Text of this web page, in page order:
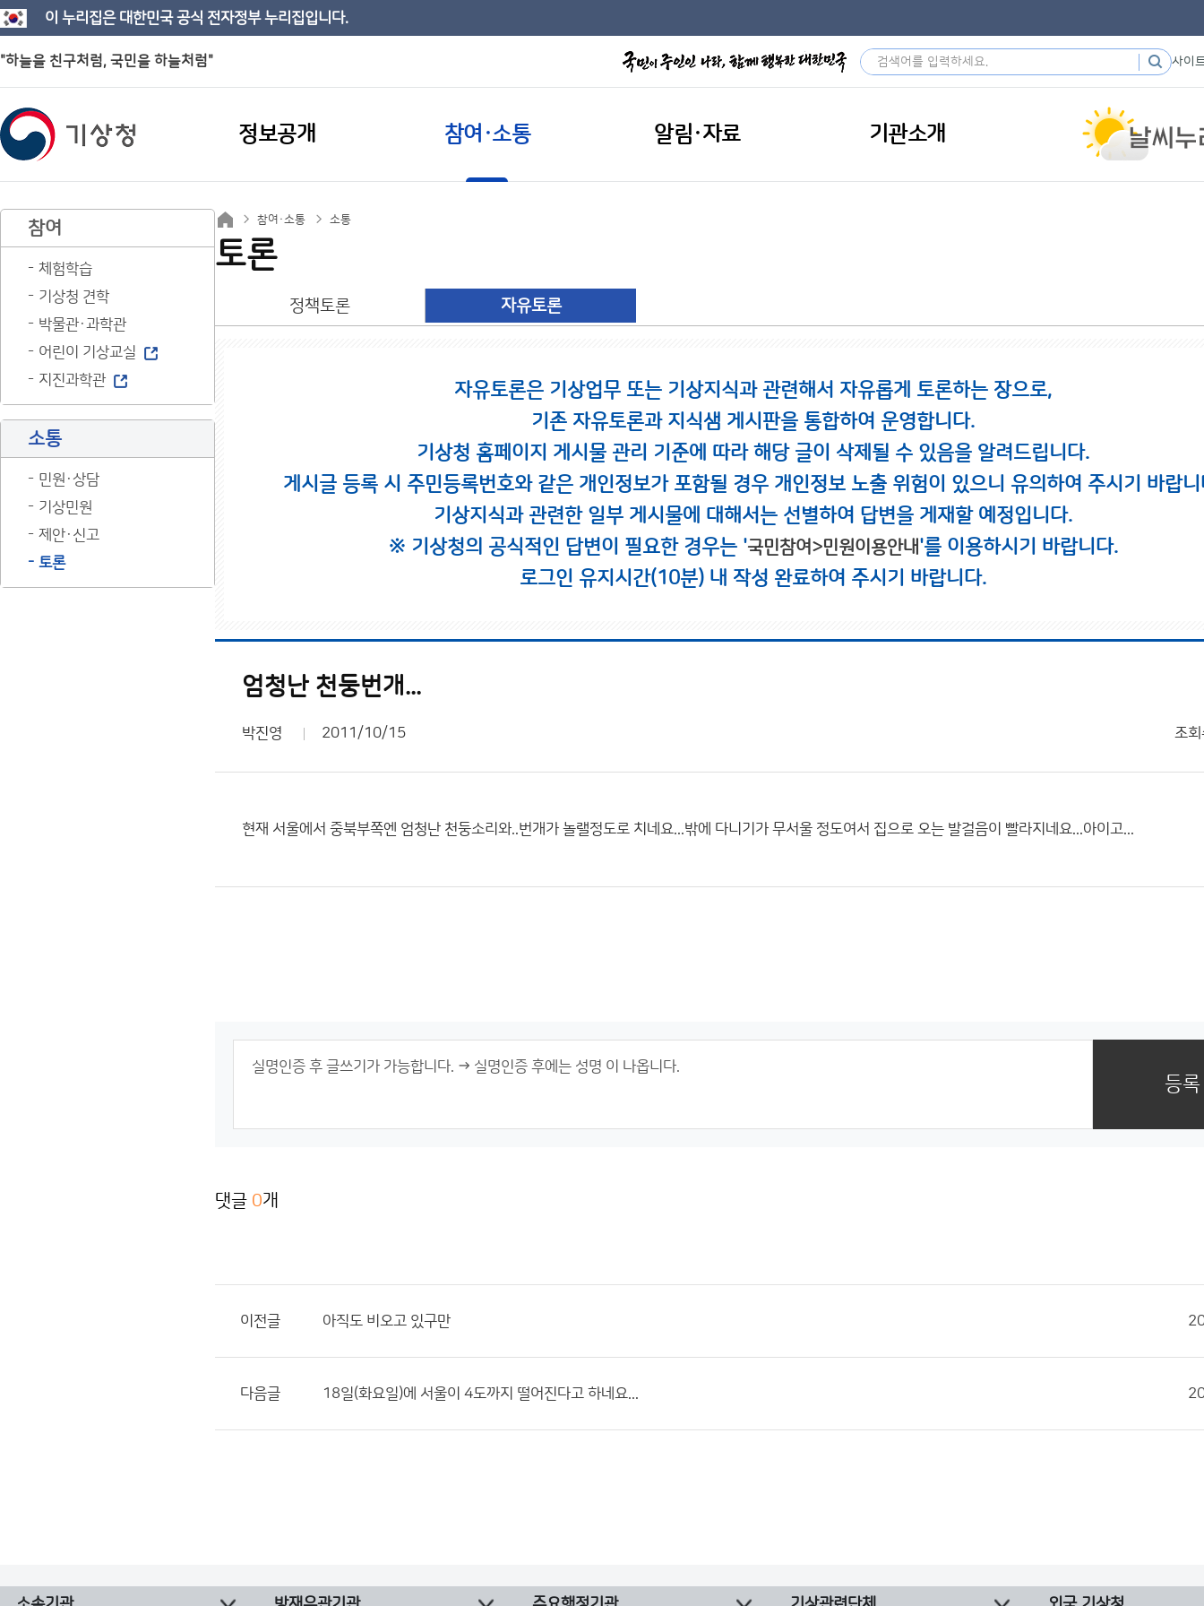
이 누리집은 대한민국 공식 전자정부 누리집입니다.
"하늘을 친구처럼, 국민을 하늘처럼" 사이
정보공개 참여·소통 알림·자료 기관소개
참여
체험학습
기상청 견학
박물관·과학관
어린이 기상교실
지진과학관
소통
민원·상담
기상민원
제안·신고
토론
참여·소통 소통
토론
정책토론 자유토론
자유토론은 기상업무 또는 기상지식과 관련해서 자유롭게 토론하는 장으로,
기존 자유토론과 지식샘 게시판을 통합하여 운영합니다.
기상청 홈페이지 게시물 관리 기준에 따라 해당 글이 삭제될 수 있음을 알려드립니다.
게시글 등록 시 주민등록번호와 같은 개인정보가 포함될 경우 개인정보 노출 위험이 있으니 유의하여 주시기 바랍니
기상지식과 관련한 일부 게시물에 대해서는 선별하여 답변을 게재할 예정입니다.
※ 기상청의 공식적인 답변이 필요한 경우는 '국민참여>민원이용안내'를 이용하시기 바랍니다.
로그인 유지시간(10분) 내 작성 완료하여 주시기 바랍니다.
엄청난 천둥번개...
박진영 2011/10/15 조회
현재 서울에서 중북부쪽엔 엄청난 천둥소리와..번개가 놀랠정도로 치네요...밖에 다니기가 무서울 정도여서 집으로 오는 발걸음이 빨라지네요...아이고...
등록
댓글 0개
이전글 아직도 비오고 있구만
다음글 18일(화요일)에 서울이 4도까지 떨어진다고 하네요...